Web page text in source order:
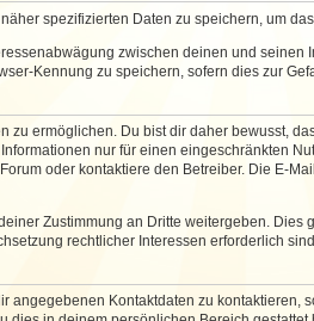
spezifizierten Daten zu speichern, um
zwischen deinen und
Kennung zu speichern, sofern dies zur
zu ermöglichen. Du bist dir daher bewusst,
nur für einen eingeschränkten
oder kontaktiere den Betreiber. Die E-
Zustimmung an Dritte weitergeben.
rechtlicher Interessen erforderlich sind.
angegebenen Kontaktdaten zu